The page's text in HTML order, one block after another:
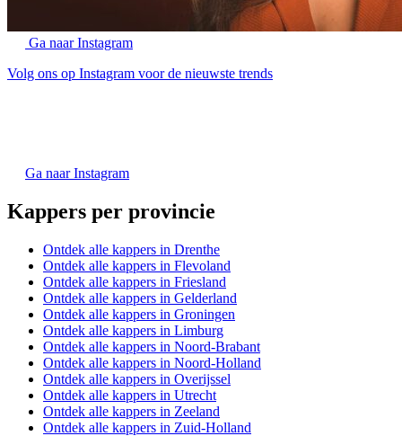
Ga naar Instagram
Volg ons op Instagram voor de nieuwste trends
Ga naar Instagram
Kappers per provincie
Ontdek alle kappers in Drenthe
Ontdek alle kappers in Flevoland
Ontdek alle kappers in Friesland
Ontdek alle kappers in Gelderland
Ontdek alle kappers in Groningen
Ontdek alle kappers in Limburg
Ontdek alle kappers in Noord-Brabant
Ontdek alle kappers in Noord-Holland
Ontdek alle kappers in Overijssel
Ontdek alle kappers in Utrecht
Ontdek alle kappers in Zeeland
Ontdek alle kappers in Zuid-Holland